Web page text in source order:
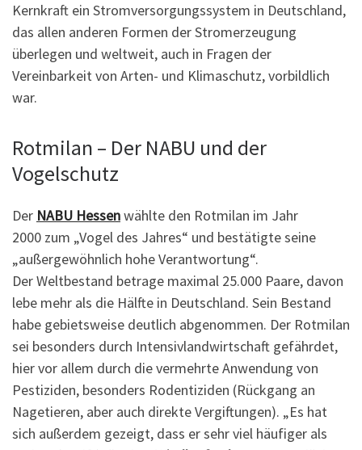
Kernkraft ein Stromversorgungssystem in Deutschland,
das allen anderen Formen der Stromerzeugung
überlegen und weltweit, auch in Fragen der
Vereinbarkeit von Arten- und Klimaschutz, vorbildlich
war.
Rotmilan – Der NABU und der
Vogelschutz
Der NABU Hessenwählte den Rotmilan im Jahr
2000 zum „Vogel des Jahres“ und bestätigte seine
„außergewöhnlich hohe Verantwortung“.
Der Weltbestand betrage maximal 25.000 Paare, davon
lebe mehr als die Hälfte in Deutschland. Sein Bestand
habe gebietsweise deutlich abgenommen. Der Rotmilan
sei besonders durch Intensivlandwirtschaft gefährdet,
hier vor allem durch die vermehrte Anwendung von
Pestiziden, besonders Rodentiziden (Rückgang an
Nagetieren, aber auch direkte Vergiftungen). „Es hat
sich außerdem gezeigt, dass er sehr viel häufiger als